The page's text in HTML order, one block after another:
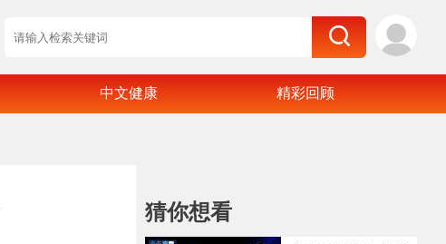
中文健康 精彩回顾
猜你想看